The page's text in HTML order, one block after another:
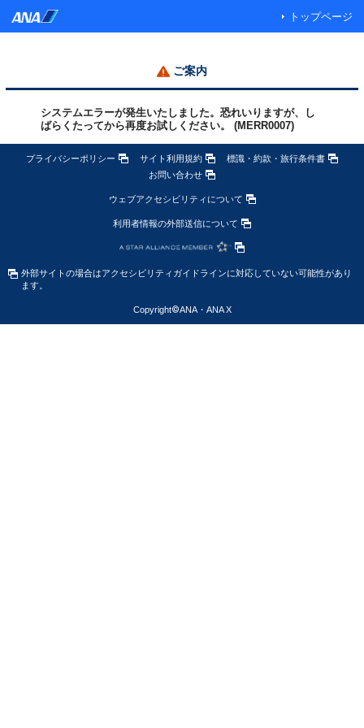
トップページ
ご案内
システムエラーが発生いたしました。恐れいりますが、し
ばらくたってから再度お試しください。 (MERR0007)
プライバシーポリシー サイト利用規約
標識・約款・旅行条件書
お問い合わせ
ウェブアクセシビリティについて
利用者情報の外部送信について
外部サイトの場合はアクセシビリティガイドラインに対応していない可能性があり
ます。
Copyright©ANA・ANA X